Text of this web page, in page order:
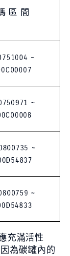
車主活動
科技與安全配備
區 間
~
~
~
~
充滿活性
為碳罐內的